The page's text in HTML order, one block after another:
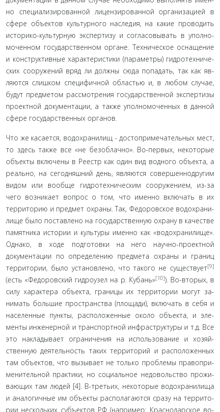
но специализированной лицензированной организацией в
сфере объектов культурного наследия, на какие проводить
историко-культурную экспертизу и согласовывать в уполно­
моченном государственном органе. Техническое оснащение
и конструктивные характеристики (параметры) гидротехниче­
ских сооружений вряд ли должны сюда попадать, так как яв­
ляются слишком специфичной областью и, в любом случае,
будут предметом рассмотрения государственной экспертизы
проектной документации, а также уполномоченных в дан­ной
сфере государственных органов.
Что же касается, водохранилищ - достопримечательных мест,
то здесь также все «не безоблачно». Во-первых, некото­рые
объекты включены в Реестр как один вид водного объ­екта, а
реально, на сегодняшний день, являются совершеннодругим
видом или вообще гидротехническим сооружением, из-за
чего возникает вопрос о том, что именно включать в их
территорию и предмет охраны. Так, Федоровское водохрани­
лище было поставлено на государственную охрану в качестве
памятника истории и культуры именно как «водохранили­ще».
Однако, в ходе подготовки на него научно-проектной
документации по определению предмета охраны и границ
территории, было установлено, что такого не существует[9]
(есть «Федоровский гидроузел на р. Кубань»[10]). Во-вторых, в
силу характера объекта, границы их территории могут за­
нимать большие пространства (площади), включать в себя и
населенные пункты, расположенные около объекта, и эле­
менты инженерной и транспортной инфраструктуры и т.д. Все
это накладывает ограничения на использование и хозяй­
ственную деятельность таких территорий и расположенных
там объектов, что вызывает не только проблемы правопри­
менительной практики, но социальное недовольство прожи­
вающих там людей [4]. В-третьих, некоторые водохранилища
и аналогичные им объекты располагаются сразу на террито­
рии нескольких субъектов РФ (например: Краснодарское во­